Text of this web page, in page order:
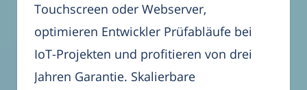
Touchscreen oder Webserver,
optimieren Entwickler Prüfabläufe bei
IoT-Projekten und profitieren von drei
Jahren Garantie. Skalierbare